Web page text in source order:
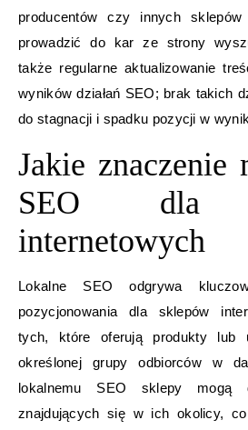
producentów czy innych
prowadzić do kar ze strony
także regularne aktualizowanie
wyników działań SEO; brak takich
do stagnacji i spadku pozycji w
Jakie znaczenie
SEO dla
internetowych
Lokalne SEO odgrywa
pozycjonowania dla sklepów
tych, które oferują produkty lub
określonej grupy odbiorców w
lokalnemu SEO sklepy mogą
znajdujących się w ich okolicy,